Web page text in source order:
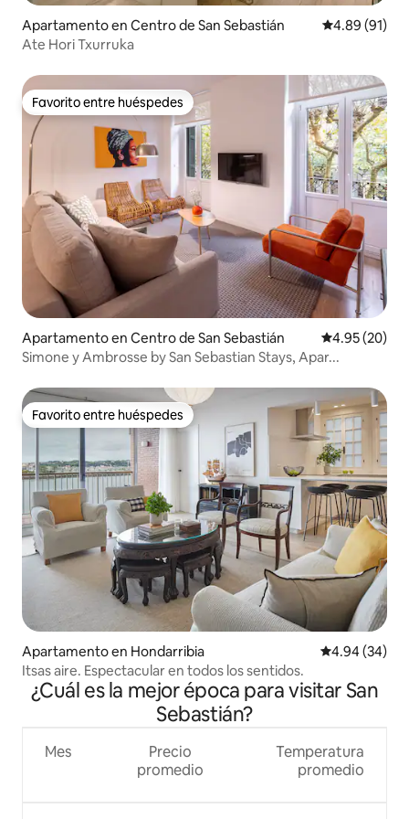
Apartamento en Centro de San Sebastián Calificación
4.89 (91)
Ate Hori Txurruka
Favorito entre huéspedes
Favorito entre huéspedes
Apartamento en Centro de San Sebastián Calificación
4.95 (20)
Simone y Ambrosse by San Sebastian Stays, Apar...
Favorito entre huéspedes
Favorito entre huéspedes
Apartamento en Hondarribia Calificación
4.94 (34)
Itsas aire. Espectacular en todos los sentidos.
¿Cuál es la mejor época para visitar San
Sebastián?
Mes
Precio
promedio
Temperatura
promedio